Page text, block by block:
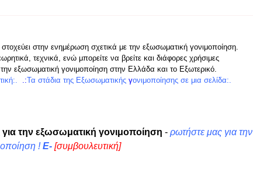
στην ενημέρωση σχετικά με την εξωσωματική γονιμοποίηση.
τεχνικά, ενώ μπορείτε να βρείτε και διάφορες χρήσιμες
την εξωσωματική γονιμοποίηση στην Ελλάδα και το Εξωτερικό.
.:Τα στάδια της Εξωσωματικής γονιμοποίησης σε μια σελίδα:.
την εξωσωματική γονιμοποίηση - ρωτήστε μας για την
!E- [συμβουλευτική]